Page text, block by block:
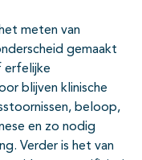
meten van
gemaakt
erfelijke
blijven klinische
beloop,
en zo nodig
Verder is het van